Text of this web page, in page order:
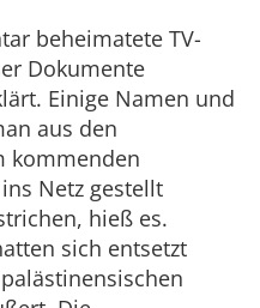
beheimatete TV-
Dokumente
Einige Namen und
aus den
kommenden
Netz gestellt
hieß es.
sich entsetzt